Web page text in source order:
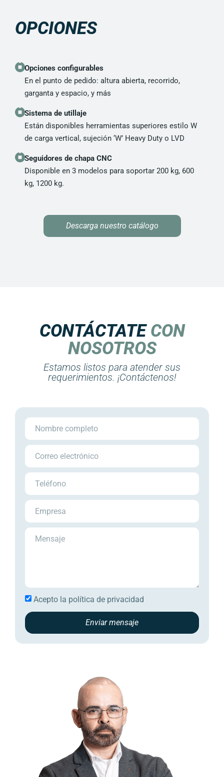
OPCIONES
Opciones configurables
En el punto de pedido: altura abierta, recorrido,
garganta y espacio, y más
Sistema de utillaje
Están disponibles herramientas superiores estilo W
de carga vertical, sujeción ‘W’ Heavy Duty o LVD
Seguidores de chapa CNC
Disponible en 3 modelos para soportar 200 kg, 600
kg, 1200 kg.
Descarga nuestro catálogo
CONTÁCTATECON
NOSOTROS
Estamos listos para atender sus
requerimientos. ¡Contáctenos!
Acepto la política de privacidad
Enviar mensaje